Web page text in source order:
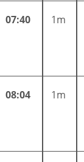
07:40 1m
08:04 1m